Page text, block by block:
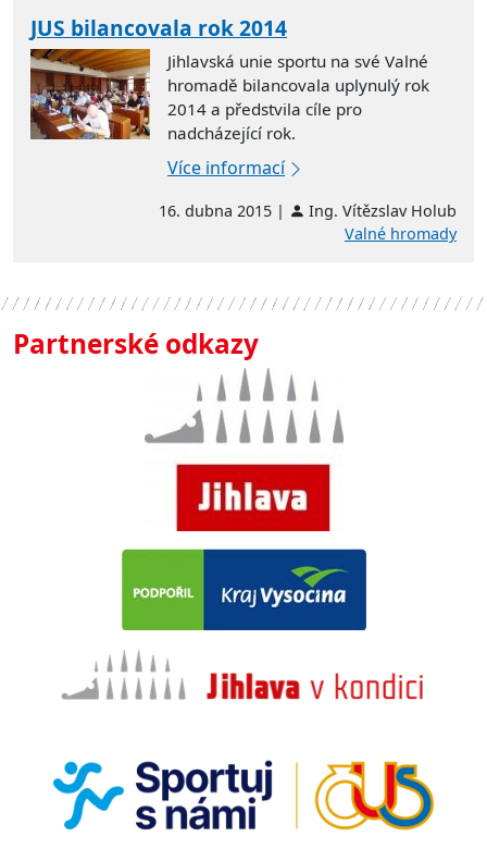
JUS bilancovala rok 2014
Jihlavská unie sportu na své Valné
hromadě bilancovala uplynulý rok
2014 a předstvila cíle pro
nadcházející rok.
Více informací
16. dubna 2015 |
Ing. Vítězslav Holub
Valné hromady
Partnerské odkazy